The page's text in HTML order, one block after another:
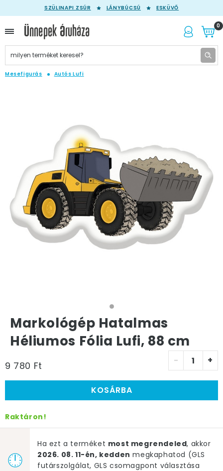
SZÜLINAPI ZSÚR LÁNYBÚCSÚ ESKÜVŐ
0
Mesefigurás Autós Lufi
Markológép Hatalmas
Héliumos Fólia Lufi, 88 cm
9 780 Ft - +
KOSÁRBA
Raktáron!
Ha ezt a terméket most megrendeled, akkor
2026. 08. 11-én, kedden megkaphatod (GLS
futárszolgálat, GLS csomagpont választása